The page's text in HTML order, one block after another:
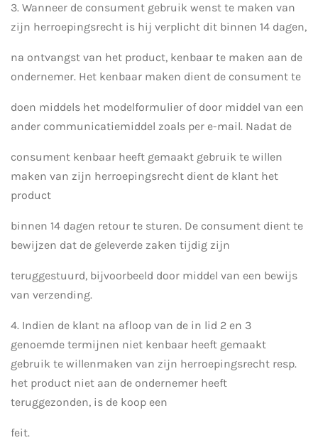
3. Wanneer de consument gebruik wenst te maken van
zijn herroepingsrecht is hij verplicht dit binnen 14 dagen,
na ontvangst van het product, kenbaar te maken aan de
ondernemer. Het kenbaar maken dient de consument te
doen middels het modelformulier of door middel van een
ander communicatiemiddel zoals per e-mail. Nadat de
consument kenbaar heeft gemaakt gebruik te willen
maken van zijn herroepingsrecht dient de klant het
product
binnen 14 dagen retour te sturen. De consument dient te
bewijzen dat de geleverde zaken tijdig zijn
teruggestuurd, bijvoorbeeld door middel van een bewijs
van verzending.
4. Indien de klant na afloop van de in lid 2 en 3
genoemde termijnen niet kenbaar heeft gemaakt
gebruik te willenmaken van zijn herroepingsrecht resp.
het product niet aan de ondernemer heeft
teruggezonden, is de koop een
feit.